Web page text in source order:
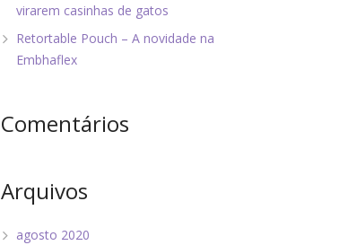
virarem casinhas de gatos
Retortable Pouch – A novidade na
Embhaflex
Comentários
Arquivos
agosto 2020